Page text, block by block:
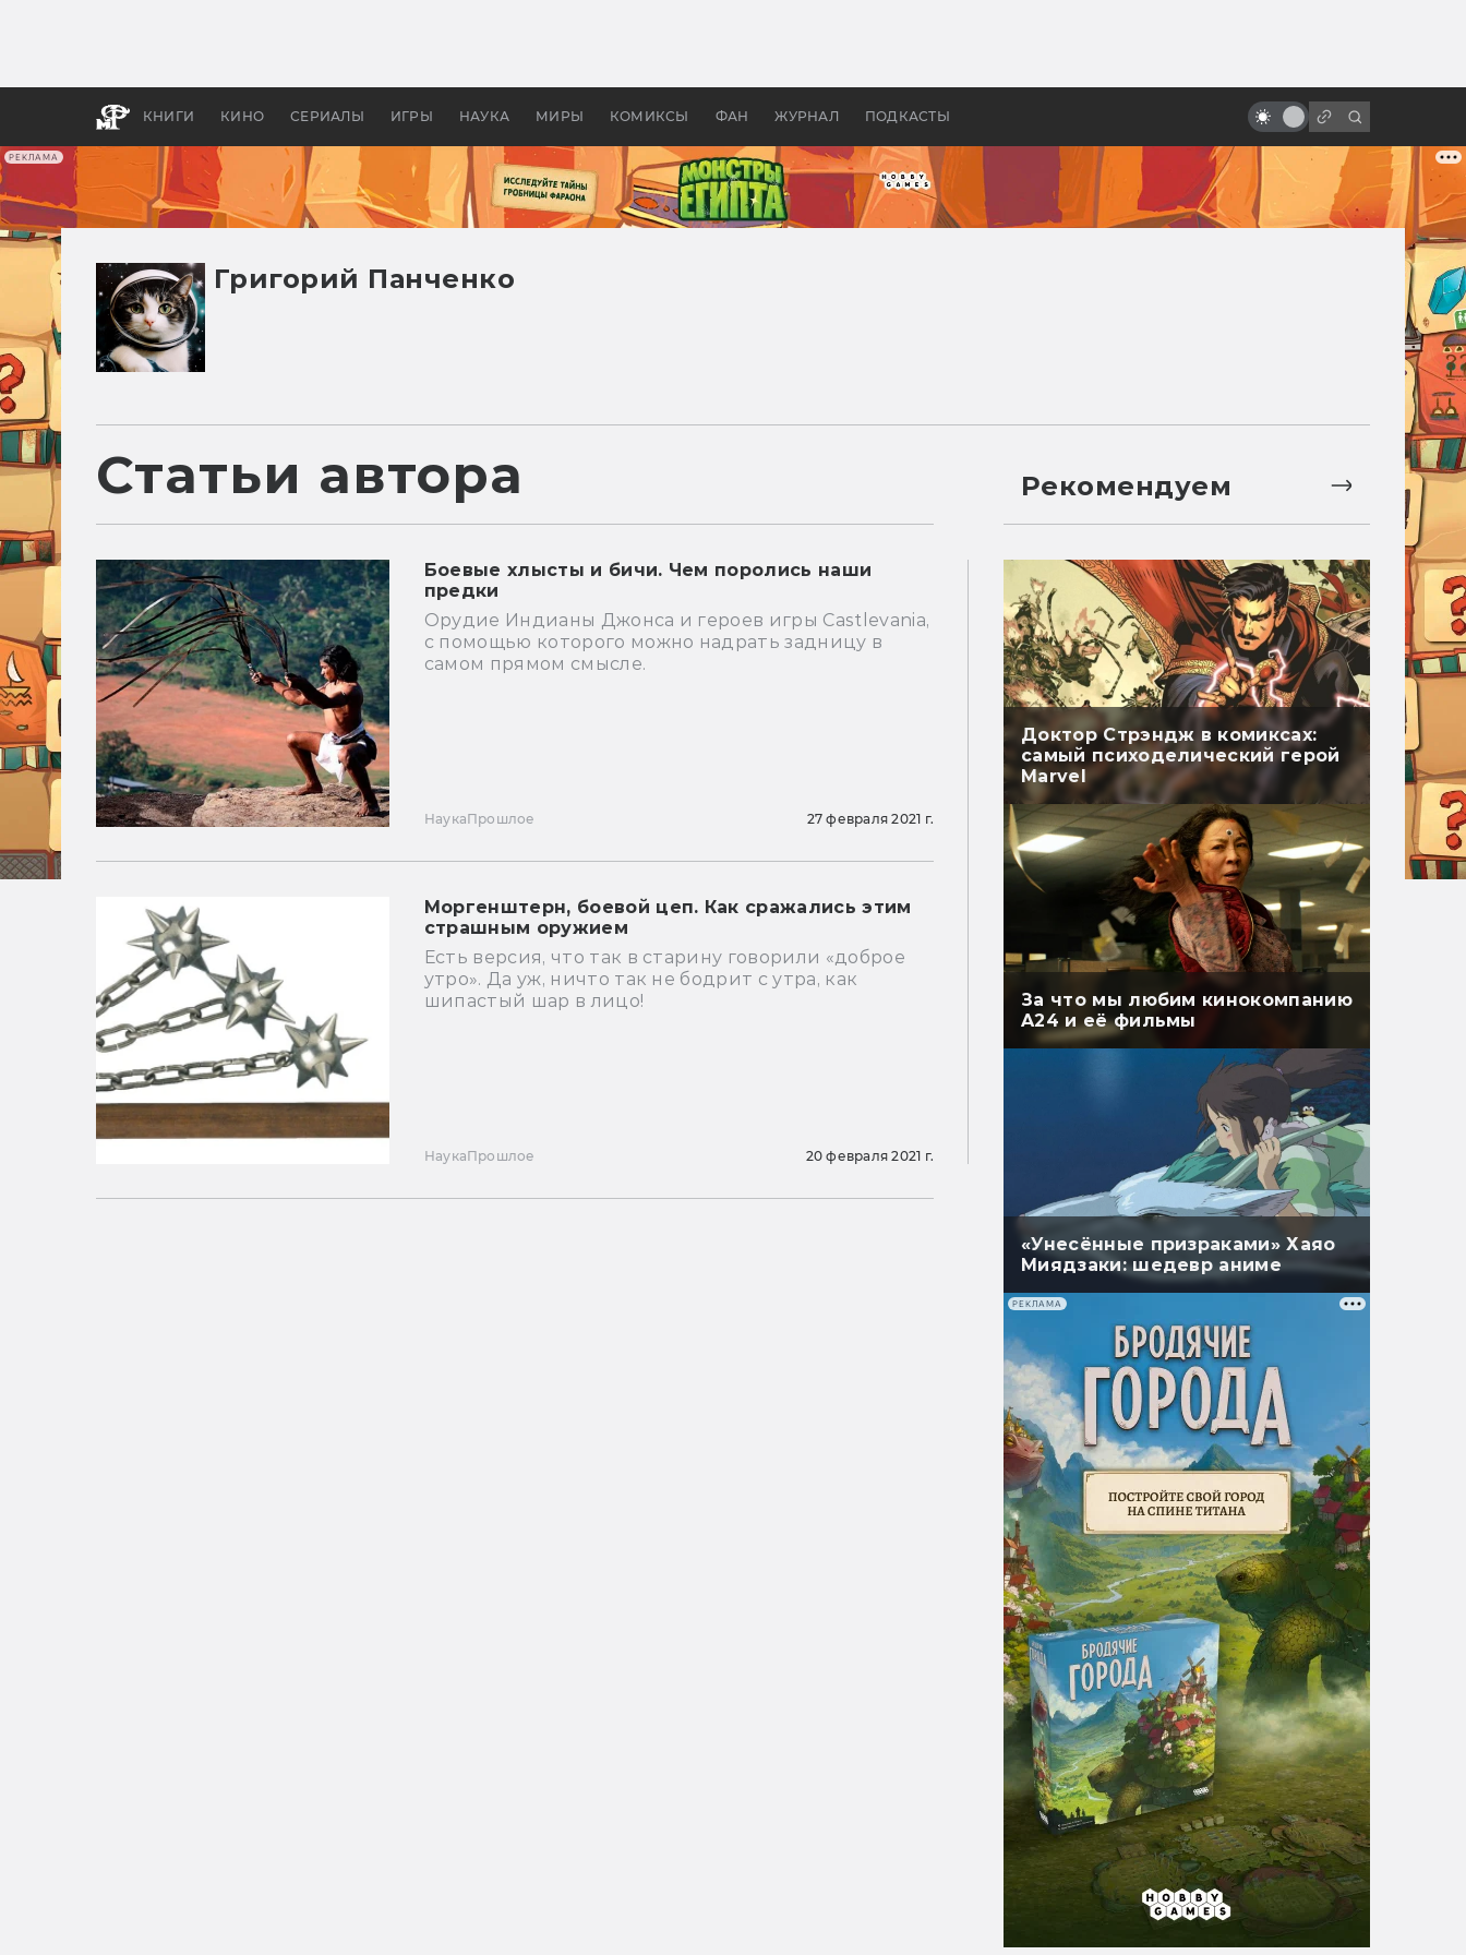
РЕКЛАМА
КНИГИ КИНО СЕРИАЛЫ ИГРЫ НАУКА МИРЫ КОМИКСЫ ФАН ЖУРНАЛ ПОДКАСТЫ
апокалипсис, в России —
бы «Властелина колец»
не знали
Григорий Панченко
Статьи автора
Боевые хлысты и бичи. Чем поролись наши
предки
Орудие Индианы Джонса и героев игры Castlevania,
с помощью которого можно надрать задницу в
самом прямом смысле.
НаукаПрошлое 27 февраля 2021 г.
Моргенштерн, боевой цеп. Как сражались этим
страшным оружием
Есть версия, что так в старину говорили «доброе
утро». Да уж, ничто так не бодрит с утра, как
шипастый шар в лицо!
НаукаПрошлое 20 февраля 2021 г.
Рекомендуем
Доктор Стрэндж в комиксах:
самый психоделический герой
Marvel
За что мы любим кинокомпанию
A24 и её фильмы
«Унесённые призраками» Хаяо
Миядзаки: шедевр аниме
РЕКЛАМА